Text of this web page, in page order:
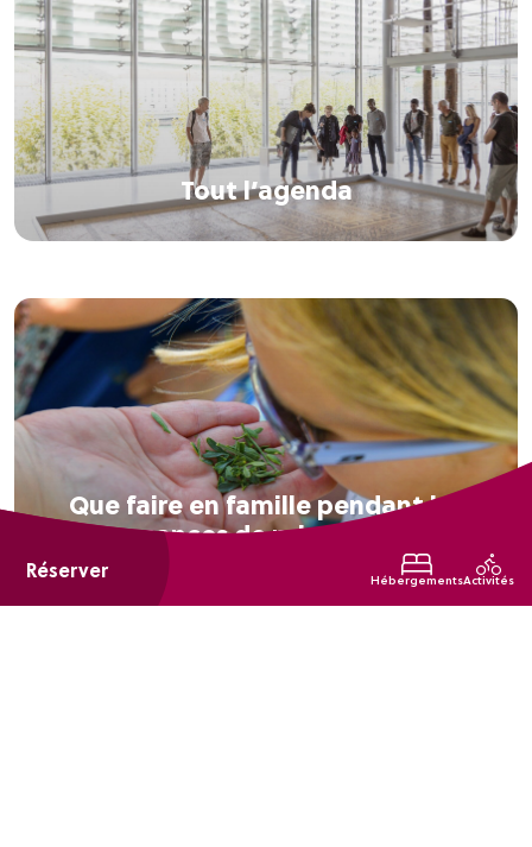
Réserver HébergementsActivités
Tout l’agenda
Que faire en famille pendant les
vacances de printemps ?